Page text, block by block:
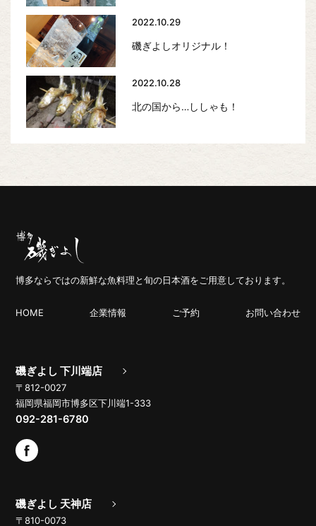
2022.10.29
磯ぎよしオリジナル！
2022.10.28
北の国から…ししゃも！
博多ならではの新鮮な魚料理と旬の日本酒をご用意しております。
HOME 企業情報 ご予約 お問い合わせ
磯ぎよし 下川端店
〒812-0027
福岡県福岡市博多区下川端1-333
092-281-6780
磯ぎよし 天神店
〒810-0073